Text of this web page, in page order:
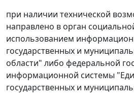
при наличии технической
направлено в орган
использованием
государственных и
области" либо федеральной
информационной системы
государственных и